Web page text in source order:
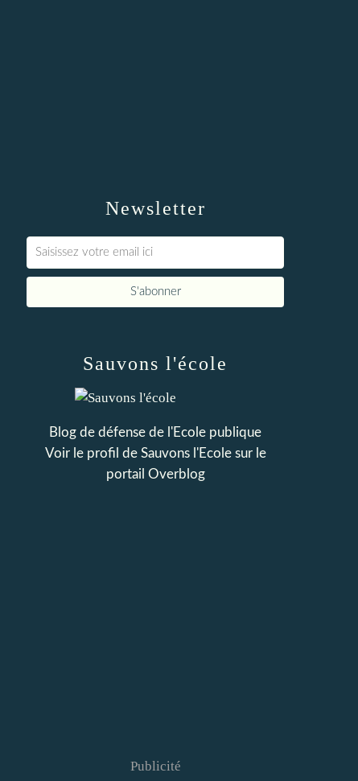
Newsletter
Sauvons l'école
Blog de défense de l'Ecole publique
Voir le profil de Sauvons l'Ecolesur le
portail Overblog
Publicité